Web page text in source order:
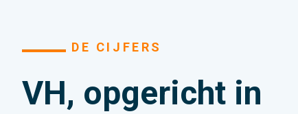
DE CIJFERS
VH, opgericht in